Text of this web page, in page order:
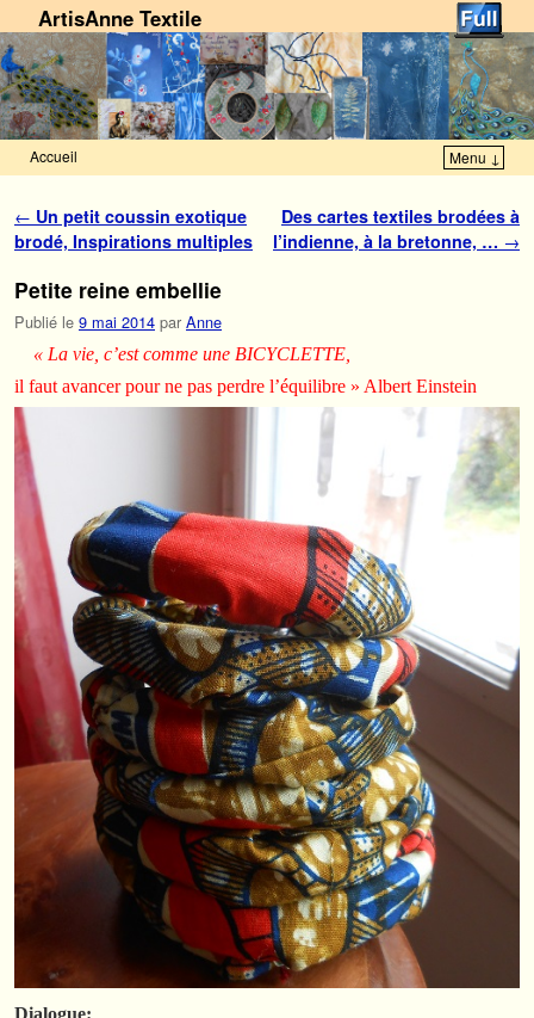
ArtisAnne Textile
Accueil Menu ↓
Navigation des articles
← Un petit coussin exotique
brodé, Inspirations multiples
Des cartes textiles brodées à
l’indienne, à la bretonne, … →
Petite reine embellie
Publié le 9 mai 2014 par Anne
« La vie, c’est comme une BICYCLETTE,
il faut avancer pour ne pas perdre l’équilibre » Albert Einstein
Dialogue: